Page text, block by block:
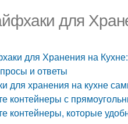
для
для Хранения на
и ответы
для хранения на кухне
контейнеры с
контейнеры, которые